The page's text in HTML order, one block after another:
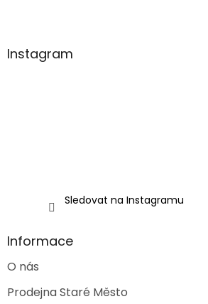
Z
aInstagram
Sledovat na Instagramu
Informace
O nás
Prodejna Staré Město